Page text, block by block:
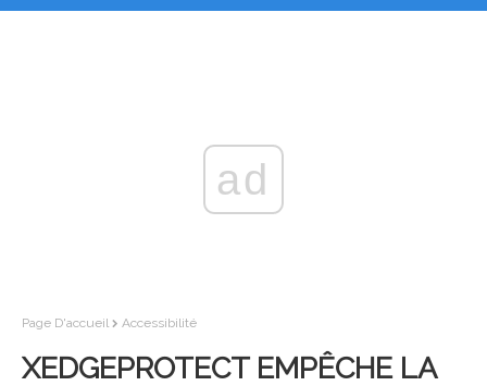
ad
Page D'accueil Accessibilité
XEDGEPROTECT EMPÊCHE LA